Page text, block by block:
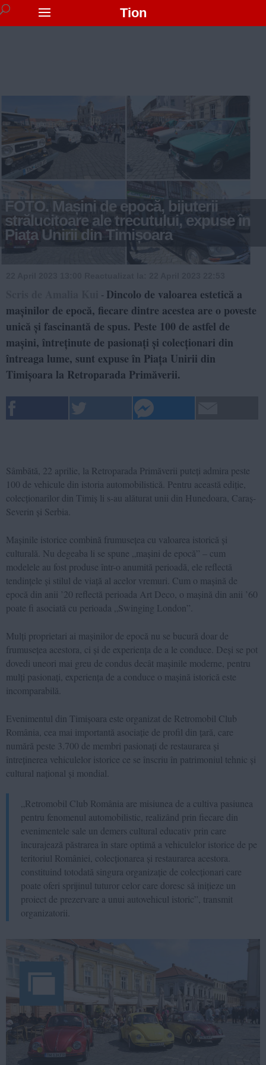
Tion
FOTO. Mașini de epocă, bijuterii
strălucitoare ale trecutului, expuse în
Piața Unirii din Timișoara
- Dincolo de valoarea estetică a
mașinilor de epocă, fiecare dintre acestea are o poveste
unică și fascinantă de spus. Peste 100 de astfel de
mașini, întreținute de pasionați și colecționari din
întreaga lume, sunt expuse în Piața Unirii din
Timișoara la Retroparada Primăverii.
Sâmbătă, 22 aprilie, la Retroparada Primăverii puteți admira peste
100 de vehicule din istoria automobilistică. Pentru această ediție,
colecționarilor din Timiș li s-au alăturat unii din Hunedoara, Caraș-
Severin și Serbia.
Mașinile istorice combină frumusețea cu valoarea istorică și
culturală. Nu degeaba li se spune „mașini de epocă” – cum
modelele au fost produse într-o anumită perioadă, ele reflectă
tendințele și stilul de viață al acelor vremuri. Cum o mașină de
epocă din anii ’20 reflectă perioada Art Deco, o mașină din anii ’60
poate fi asociată cu perioada „Swinging London”.
Mulți proprietari ai mașinilor de epocă nu se bucură doar de
frumusețea acestora, ci și de experiența de a le conduce. Deși se pot
dovedi uneori mai greu de condus decât mașinile moderne, pentru
mulți pasionați, experiența de a conduce o mașină istorică este
incomparabilă.
Evenimentul din Timișoara este organizat de Retromobil Club
România, cea mai importantă asociație de profil din țară, care
numără peste 3.700 de membri pasionați de restaurarea și
întreținerea vehiculelor istorice ce se înscriu în patrimoniul tehnic și
cultural național și mondial.
„Retromobil Club România are misiunea de a cultiva pasiunea
pentru fenomenul automobilistic, realizând prin fiecare din
evenimentele sale un demers cultural educativ prin care
încurajează păstrarea în stare optimă a vehiculelor istorice de pe
teritoriul României, colecționarea și restaurarea acestora.
constituind totodată singura organizație de colecționari care
poate oferi sprijinul tuturor celor care doresc să inițieze un
proiect de prezervare a unui autovehicul istoric”, transmit
organizatorii.